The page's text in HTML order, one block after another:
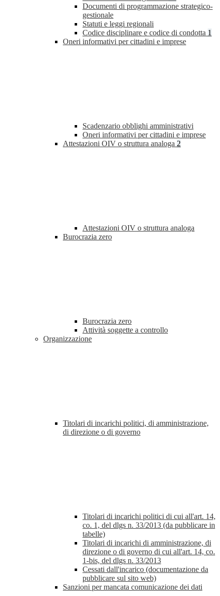
Documenti di programmazione strategico-
gestionale
Statuti e leggi regionali
Codice disciplinare e codice di condotta 1
Oneri informativi per cittadini e imprese
Scadenzario obblighi amministrativi
Oneri informativi per cittadini e imprese
Attestazioni OIV o struttura analoga 2
Attestazioni OIV o struttura analoga
Burocrazia zero
Burocrazia zero
Attività soggette a controllo
Organizzazione
Titolari di incarichi politici, di amministrazione,
di direzione o di governo
Titolari di incarichi politici di cui all'art. 14,
co. 1, del dlgs n. 33/2013 (da pubblicare in
tabelle)
Titolari di incarichi di amministrazione, di
direzione o di governo di cui all'art. 14, co.
1-bis, del dlgs n. 33/2013
Cessati dall'incarico (documentazione da
pubblicare sul sito web)
Sanzioni per mancata comunicazione dei dati